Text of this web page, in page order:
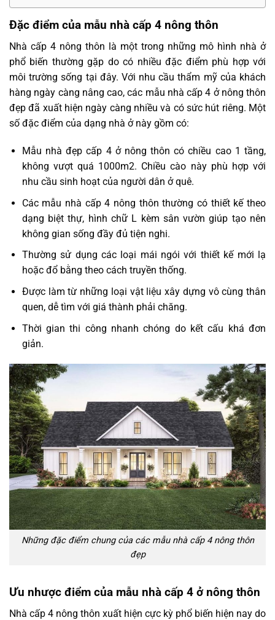
Đặc điểm của mẫu nhà cấp 4 nông thôn
Nhà cấp 4 nông thôn là một trong những mô hình nhà ở
phổ biến thường gặp do có nhiều đặc điểm phù hợp với
môi trường sống tại đây. Với nhu cầu thẩm mỹ của khách
hàng ngày càng nâng cao, các mẫu nhà cấp 4 ở nông thôn
đẹp đã xuất hiện ngày càng nhiều và có sức hút riêng. Một
số đặc điểm của dạng nhà ở này gồm có:
Mẫu nhà đẹp cấp 4 ở nông thôn có chiều cao 1 tầng,
không vượt quá 1000m2. Chiều cào này phù hợp với
nhu cầu sinh hoạt của người dân ở quê.
Các mẫu nhà cấp 4 nông thôn thường có thiết kế theo
dạng biệt thự, hình chữ L kèm sân vườn giúp tạo nên
không gian sống đầy đủ tiện nghi.
Thường sử dụng các loại mái ngói với thiết kế mới lạ
hoặc đổ bằng theo cách truyền thống.
Được làm từ những loại vật liệu xây dựng vô cùng thân
quen, dễ tìm với giá thành phải chăng.
Thời gian thi công nhanh chóng do kết cấu khá đơn
giản.
Những đặc điểm chung của các mẫu nhà cấp 4 nông thôn
đẹp
Ưu nhược điểm của mẫu nhà cấp 4 ở nông thôn
Nhà cấp 4 nông thôn xuất hiện cực kỳ phổ biến hiện nay do